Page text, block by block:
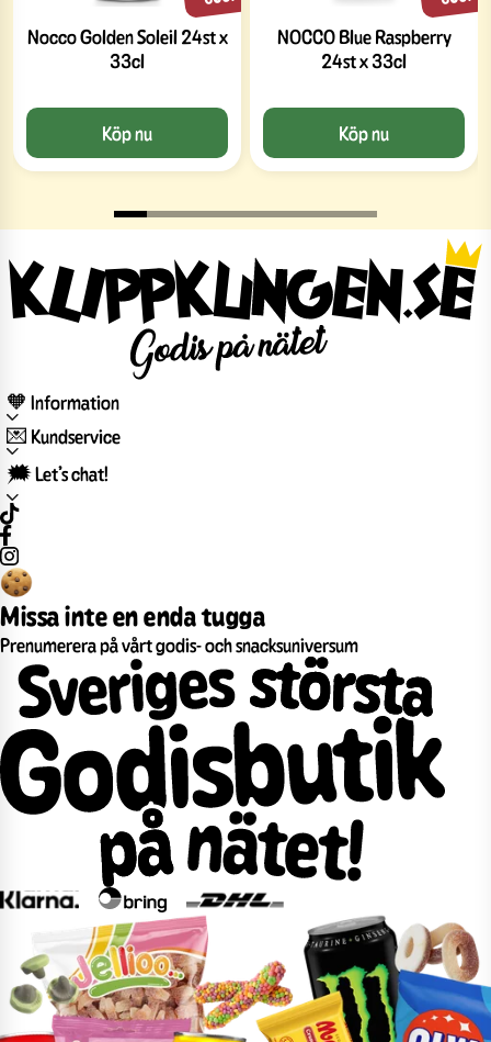
Nocco Golden Soleil 24st x
33cl
Köp nu
NOCCO Blue Raspberry
24st x 33cl
Köp nu
🧡 Information
💌 Kundservice
🗯️ Let’s chat!
Missa inte en enda tugga
Prenumerera på vårt godis- och snacksuniversum